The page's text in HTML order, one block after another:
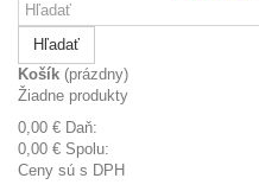
Hľadať
Košík (prázdny)
Žiadne produkty
0,00 € Daň:
0,00 € Spolu:
Ceny sú s DPH